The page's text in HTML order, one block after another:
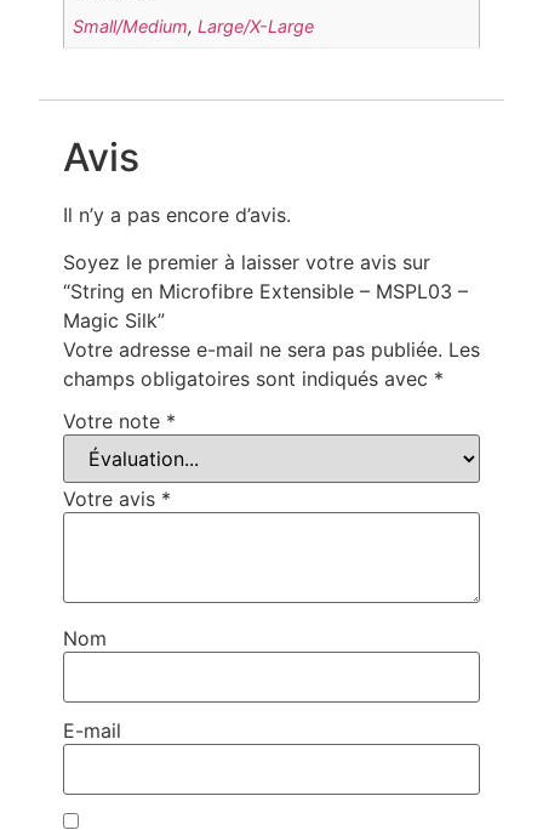
Small/Medium,Large/X-Large
Avis
Il n’y a pas encore d’avis.
Soyez le premier à laisser votre avis sur
“String en Microfibre Extensible – MSPL03 –
Magic Silk”
Votre adresse e-mail ne sera pas publiée. Les
champs obligatoires sont indiqués avec *
Votre note *
Votre avis *
Nom
E-mail